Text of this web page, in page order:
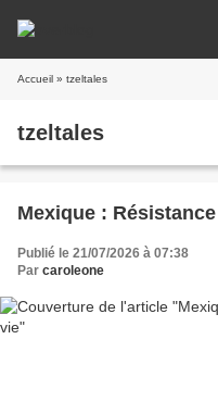
Accueil » tzeltales
tzeltales
Mexique :
Publié le 21/07/2026 à 07:38
Par caroleone